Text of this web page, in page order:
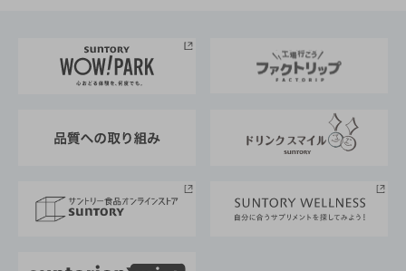
地域情報
サントリーサンバーズ大阪
サントリーが考えるサステナビリティ経営
企業概要
採用情報